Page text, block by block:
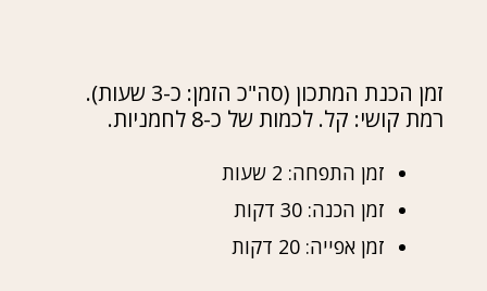
זמן הכנת המתכון (סה"כ הזמן: כ-3 שעות).
רמת קושי: קל. לכמות של כ-8 לחמניות.
זמן התפחה: 2 שעות
זמן הכנה: 30 דקות
זמן אפייה: 20 דקות